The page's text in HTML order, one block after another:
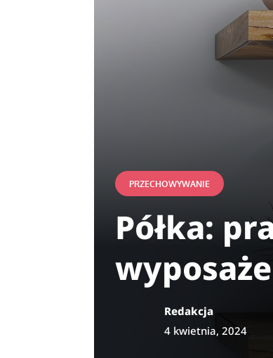
PRZECHOWYWANIE
Półka:
Redakcja
4 kwietnia, 2024